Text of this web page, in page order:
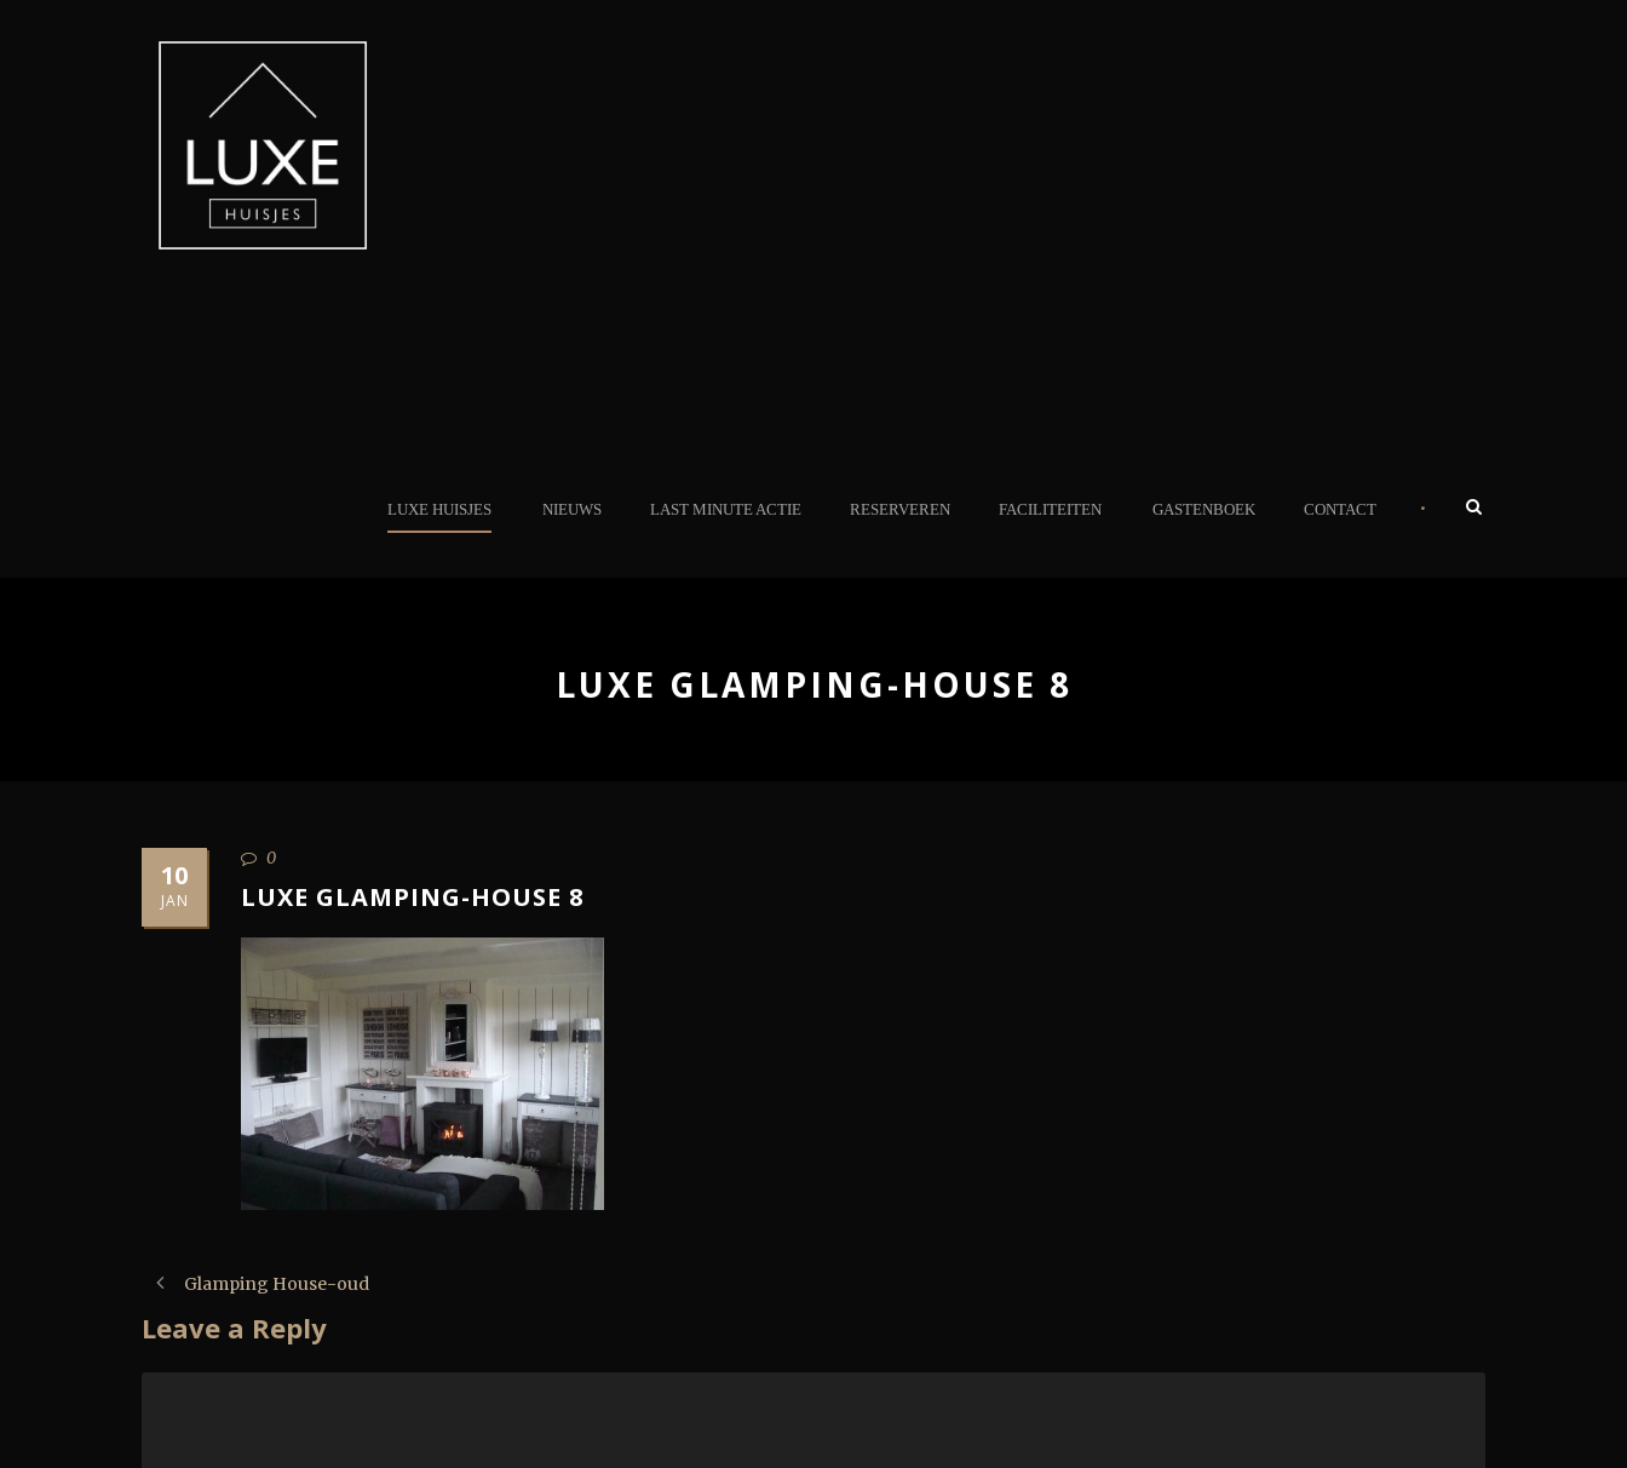
LUXE HUISJES NIEUWS LAST MINUTE ACTIE RESERVEREN FACILITEITEN GASTENBOEK CONTACT •
LUXE GLAMPING-HOUSE 8
10
JAN
0
LUXE GLAMPING-HOUSE 8
Glamping House-oud
Leave a Reply